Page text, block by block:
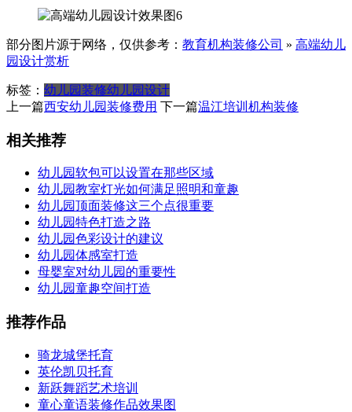
部分图片源于网络，仅供参考： 教育机构装修公司 » 高端幼儿
园设计赏析
标签： 幼儿园装修幼儿园设计
上一篇西安幼儿园装修费用 下一篇温江培训机构装修
相关推荐
幼儿园软包可以设置在那些区域
幼儿园教室灯光如何满足照明和童趣
幼儿园顶面装修这三个点很重要
幼儿园特色打造之路
幼儿园色彩设计的建议
幼儿园体感室打造
母婴室对幼儿园的重要性
幼儿园童趣空间打造
推荐作品
骑龙城堡托育
英伦凯贝托育
新跃舞蹈艺术培训
童心童语装修作品效果图